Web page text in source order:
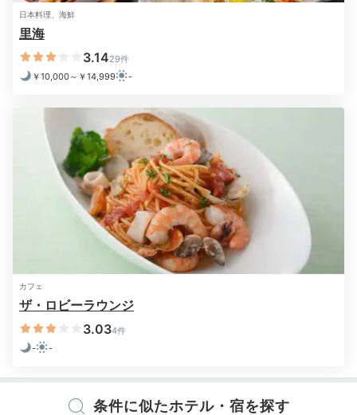
yu_kimama_life
ホテル内の「レストラン里海」にて伊勢志摩らしい和食
懐石コースを頂きました。見た目も綺麗で、新鮮なお刺
身やお肉は絶品でした！
焚火と星空を眺める
優雅なカフェタイム
日本料理、海鮮
里海
3.1429件
￥10,000～￥14,999
-
カフェ
ザ・ロビーラウンジ
3.034件
-
-
条件に似たホテル・宿を探す